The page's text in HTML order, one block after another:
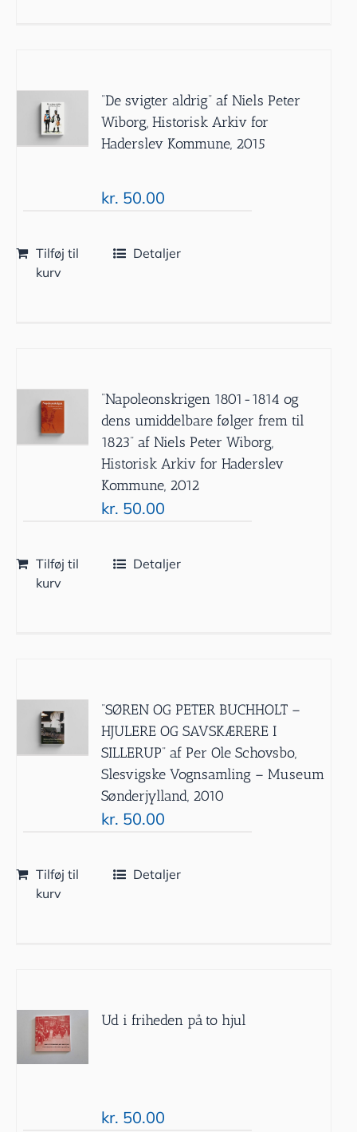
”De svigter aldrig” af Niels Peter
Wiborg, Historisk Arkiv for
Haderslev Kommune, 2015
kr. 50.00
Tilføj til
kurv
Detaljer
”Napoleonskrigen 1801-1814 og
dens umiddelbare følger frem til
1823” af Niels Peter Wiborg,
Historisk Arkiv for Haderslev
Kommune, 2012
kr. 50.00
Tilføj til
kurv
Detaljer
”SØREN OG PETER BUCHHOLT –
HJULERE OG SAVSKÆRERE I
SILLERUP” af Per Ole Schovsbo,
Slesvigske Vognsamling – Museum
Sønderjylland, 2010
kr. 50.00
Tilføj til
kurv
Detaljer
Ud i friheden på to hjul
kr. 50.00